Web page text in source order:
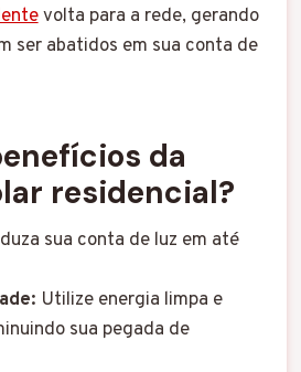
volta para a rede, gerando
ser abatidos em sua conta de
da
residencial?
sua conta de luz em até
Utilize energia limpa e
sua pegada de